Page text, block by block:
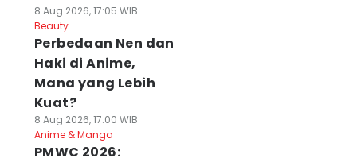
8 Aug 2026, 17:05 WIB
Beauty
Perbedaan Nen dan
Haki di Anime,
Mana yang Lebih
Kuat?
8 Aug 2026, 17:00 WIB
Anime & Manga
PMWC 2026: